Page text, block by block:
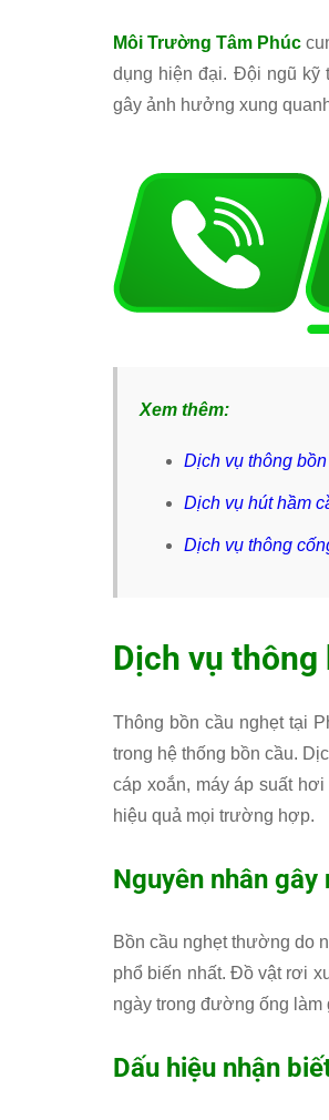
Môi Trường Tâm Phúc
dụng hiện đại. Đội ngũ kỹ
gây ảnh hưởng xung
Xem thêm:
Dịch vụ thông
Dịch vụ hút hầm
Dịch vụ thông
Dịch vụ thông
Thông bồn cầu nghẹt tại
trong hệ thống bồn cầu.
cáp xoắn, máy áp suất
hiệu quả mọi trường hợp.
Nguyên nhân
Bồn cầu nghẹt thường do
phổ biến nhất. Đồ vật rơi
ngày trong đường ống
Dấu hiệu nhận